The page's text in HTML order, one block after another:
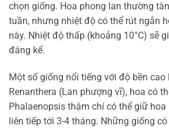
chọn giống. Hoa phong lan thường
tuần, nhưng nhiệt độ có thể rút ngắn
này. Nhiệt độ thấp (khoảng 10°C) sẽ
đáng kể.
Một số giống nổi tiếng với độ bền cao
Renanthera (Lan phượng vĩ), hoa có
Phalaenopsis thậm chí có thể giữ hoa
liên tiếp tới 3-4 tháng. Những giống